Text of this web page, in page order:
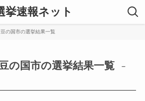
挙速報ネット
豆の国市の選挙結果一覧
の国市の選挙結果一覧
–